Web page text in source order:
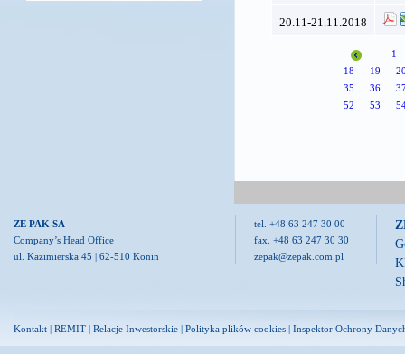
20.11-21.11.2018
1
18
19
35
36
52
53
ZE PAK SA
Company’s Head Office
ul. Kazimierska 45 | 62-510 Konin
tel. +48 63 247 30 00
fax. +48 63 247 30 30
zepak@zepak.com.pl
Kontakt | REMIT | Relacje Inwestorskie | Polityka plików cookies | Inspektor Ochrony